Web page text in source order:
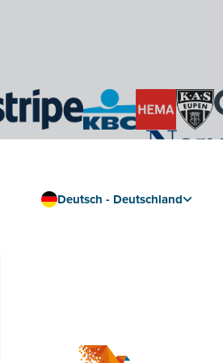
Deutsch - Deutschland